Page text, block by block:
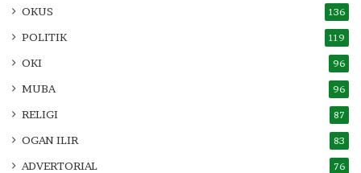
OKUS 136
POLITIK 119
OKI 96
MUBA 96
RELIGI 87
OGAN ILIR 83
ADVERTORIAL 76